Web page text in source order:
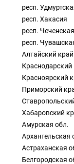
респ.
респ. Хакасия
респ. Чеченская
респ.
Алтайский край
Краснодарский
Красноярский
Приморский
Хабаровский
Амурская обл.
Архангельская
Астраханская
Белгородская